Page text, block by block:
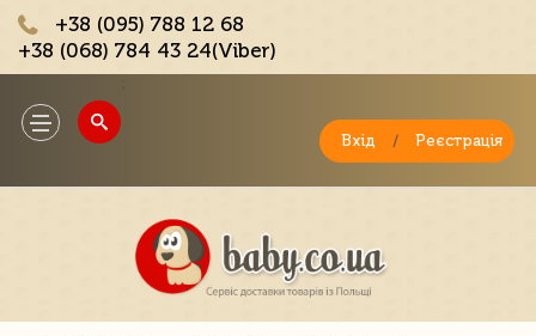
+38 (095) 788 12 68
+38 (068) 784 43 24(Viber)
Toggle
navigation
Вхід / Реєстрація